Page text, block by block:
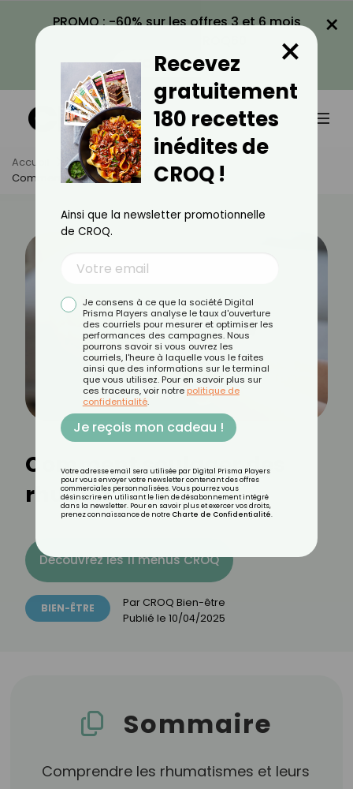
PROMO : -60% sur les offres 3 et 6 mois
VOIR LA PROMO
×
Accueil Actus
Bien-Être
Comment Soulager Des Rhumatismes ?
Comment soulager des
rhumatismes ?
Découvrez les 11 menus CROQ
BIEN-ÊTRE Par CROQ Bien-être
Publié le 10/04/2025
Sommaire
Comprendre les rhumatismes et leurs
Recevez
gratuitement
180 recettes
inédites de
CROQ !
×
Ainsi que la newsletter promotionnelle
de CROQ.
Je consens à ce que la société Digital
Prisma Players analyse le taux d'ouverture
des courriels pour mesurer et optimiser les
performances des campagnes. Nous
pourrons savoir si vous ouvrez les
courriels, l'heure à laquelle vous le faites
ainsi que des informations sur le terminal
que vous utilisez. Pour en savoir plus sur
ces traceurs, voir notre politique de
confidentialité.
Je reçois mon cadeau !
Votre adresse email sera utilisée par Digital Prisma Players
pour vous envoyer votre newsletter contenant des offres
commerciales personnalisées. Vous pourrez vous
désinscrire en utilisant le lien de désabonnement intégré
dans la newsletter. Pour en savoir plus et exercer vos droits,
prenez connaissance de notre Charte de Confidentialité.